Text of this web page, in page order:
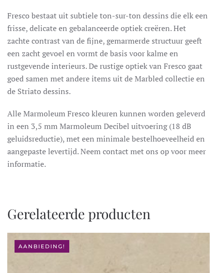
Fresco bestaat uit subtiele ton-sur-ton dessins die elk een
frisse, delicate en gebalanceerde optiek creëren. Het
zachte contrast van de fijne, gemarmerde structuur geeft
een zacht gevoel en vormt de basis voor kalme en
rustgevende interieurs. De rustige optiek van Fresco gaat
goed samen met andere items uit de Marbled collectie en
de Striato dessins.
Alle Marmoleum Fresco kleuren kunnen worden geleverd
in een 3,5 mm Marmoleum Decibel uitvoering (18 dB
geluidsreductie), met een minimale bestelhoeveelheid en
aangepaste levertijd. Neem contact met ons op voor meer
informatie.
Gerelateerde producten
AANBIEDING!